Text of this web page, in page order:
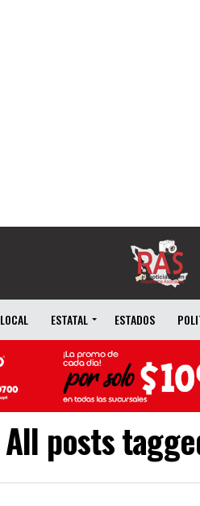
LOCAL ESTATAL ESTADOS
All posts